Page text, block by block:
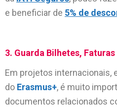
e beneficiar de 5% de
3. Guarda Bilhetes,
Em projetos internacionais,
do Erasmus+, é muito
documentos relacionados